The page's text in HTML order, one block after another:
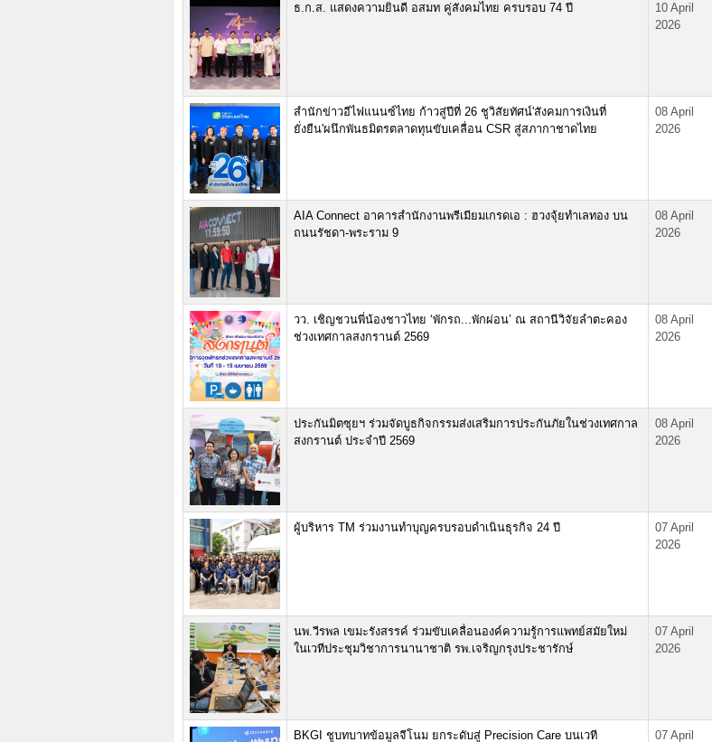
ธ.ก.ส. แสดงความยินดี อสมท คู่สังคมไทย ครบรอบ 74 ปี
10 April
2026
สำนักข่าวอีไฟแนนซ์ไทย ก้าวสู่ปีที่ 26 ชูวิสัยทัศน์'สังคมการเงินที่
ยั่งยืน'ผนึกพันธมิตรตลาดทุนขับเคลื่อน CSR สู่สภากาชาดไทย
08 April
2026
AIA Connect อาคารสำนักงานพรีเมียมเกรดเอ : ฮวงจุ้ยทําเลทอง บน
ถนนรัชดา-พระราม 9
08 April
2026
วว. เชิญชวนพี่น้องชาวไทย ‘พักรถ...พักผ่อน’ ณ สถานีวิจัยลำตะคอง
ช่วงเทศกาลสงกรานต์ 2569
08 April
2026
ประกันมิตซุยฯ ร่วมจัดบูธกิจกรรมส่งเสริมการประกันภัยในช่วงเทศกาล
สงกรานต์ ประจำปี 2569
08 April
2026
ผู้บริหาร TM ร่วมงานทำบุญครบรอบดำเนินธุรกิจ 24 ปี
07 April
2026
นพ.วีรพล เขมะรังสรรค์ ร่วมขับเคลื่อนองค์ความรู้การแพทย์สมัยใหม่
ในเวทีประชุมวิชาการนานาชาติ รพ.เจริญกรุงประชารักษ์
07 April
2026
BKGI ชูบทบาทข้อมูลจีโนม ยกระดับสู่ Precision Care บนเวที
07 April